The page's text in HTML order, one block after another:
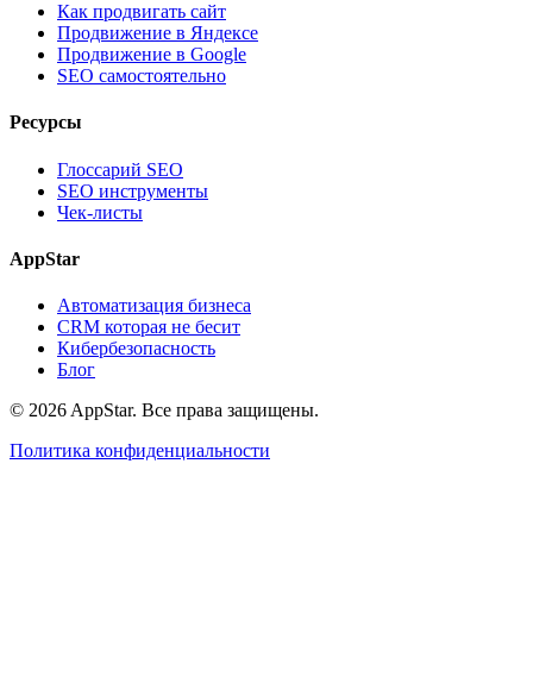
Как продвигать сайт
Продвижение в Яндексе
Продвижение в Google
SEO самостоятельно
Ресурсы
Глоссарий SEO
SEO инструменты
Чек-листы
AppStar
Автоматизация бизнеса
CRM которая не бесит
Кибербезопасность
Блог
© 2026 AppStar. Все права защищены.
Политика конфиденциальности